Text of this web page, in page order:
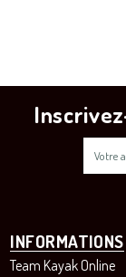
INFORMATIONS
Team Kayak Online